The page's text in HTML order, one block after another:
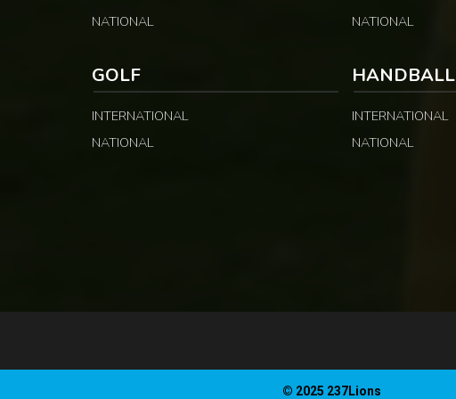
NATIONAL
NATIONAL
GOLF
INTERNATIONAL
NATIONAL
HANDBALL
INTERNATIONAL
NATIONAL
© 2025 237Lions